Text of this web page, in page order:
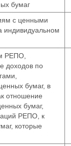
бумаг
с ценными
индивидуальном
РЕПО,
доходов по
бумаг, в
отношение
бумаг,
РЕПО, к
которые